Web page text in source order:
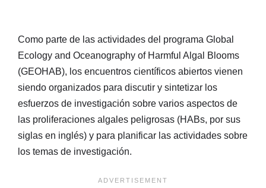
Como parte de las actividades del programa Global
Ecology and Oceanography of Harmful Algal Blooms
(GEOHAB), los encuentros científicos abiertos vienen
siendo organizados para discutir y sintetizar los
esfuerzos de investigación sobre varios aspectos de
las proliferaciones algales peligrosas (HABs, por sus
siglas en inglés) y para planificar las actividades sobre
los temas de investigación.